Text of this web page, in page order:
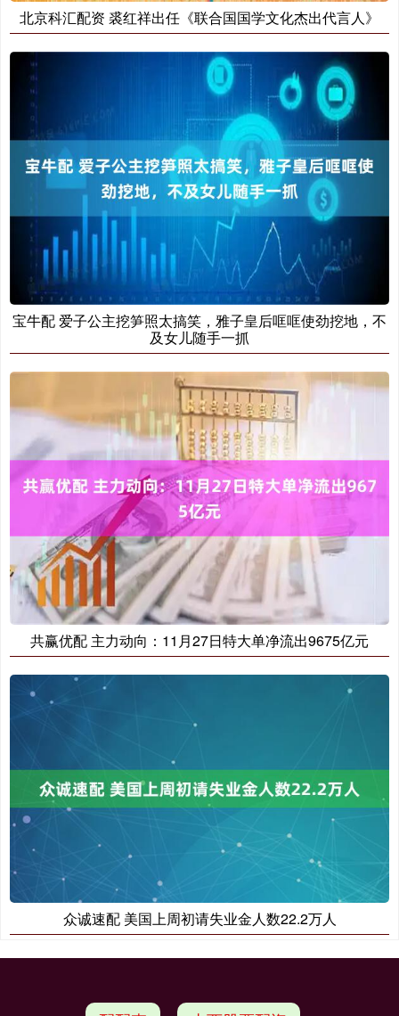
北京科汇配资 裘红祥出任《联合国国学文化杰出代言人》
宝牛配 爱子公主挖笋照太搞笑，雅子皇后哐哐使劲挖地，不
及女儿随手一抓
共赢优配 主力动向：11月27日特大单净流出9675亿元
众诚速配 美国上周初请失业金人数22.2万人